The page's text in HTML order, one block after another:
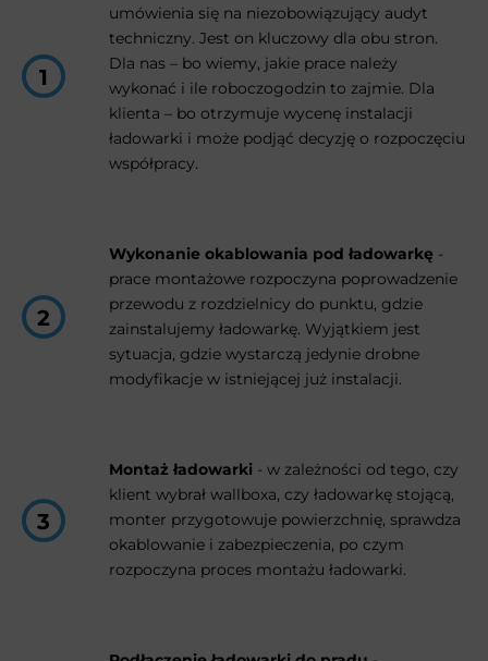
umówienia się na niezobowiązujący audyt
techniczny. Jest on kluczowy dla obu stron.
Dla nas – bo wiemy, jakie prace należy
wykonać i ile roboczogodzin to zajmie. Dla
klienta – bo otrzymuje wycenę instalacji
ładowarki i może podjąć decyzję o rozpoczęciu
współpracy.
Wykonanie okablowania pod ładowarkę -
prace montażowe rozpoczyna poprowadzenie
przewodu z rozdzielnicy do punktu, gdzie
zainstalujemy ładowarkę. Wyjątkiem jest
sytuacja, gdzie wystarczą jedynie drobne
modyfikacje w istniejącej już instalacji.
Montaż ładowarki - w zależności od tego, czy
klient wybrał wallboxa, czy ładowarkę stojącą,
monter przygotowuje powierzchnię, sprawdza
okablowanie i zabezpieczenia, po czym
rozpoczyna proces montażu ładowarki.